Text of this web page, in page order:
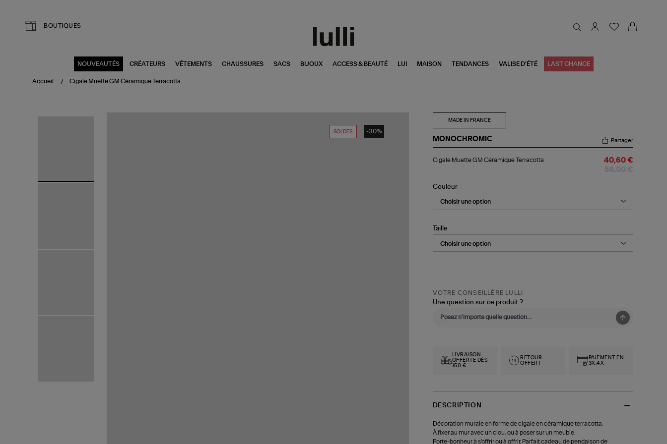
BOUTIQUES
NOUVEAUTÉS CRÉATEURS VÊTEMENTS CHAUSSURES SACS BIJOUX ACCESS & BEAUTÉ LUI MAISON TENDANCES VALISE D'ÉTÉ LAST CHANCE
Accueil Cigale Muette GM Céramique Terracotta
SOLDES -30%
MADE IN FRANCE
MONOCHROMIC
Muette
Terracotta
Partager
Cigale Muette GM Céramique Terracotta 40,60 €
Couleur
Taille
VOTRE CONSEILLÈRE LULLI
Une question sur ce produit ?
LIVRAISON
OFFERTE DÈS
150 €
RETOUR
OFFERT
PAIEMENT EN
3X,4X
DESCRIPTION
Décoration murale en forme de cigale en céramique terracotta.
À fixer au mur avec un clou, ou à poser sur un meuble.
Porte-bonheur à s'offrir ou à offrir. Parfait cadeau de pendaison de